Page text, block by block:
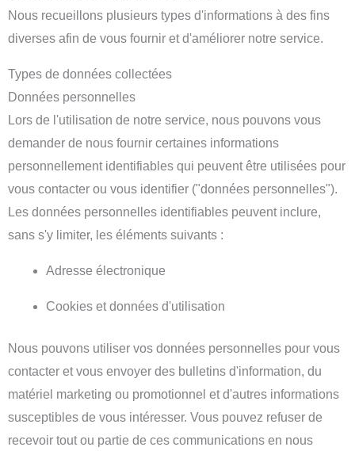
Nous recueillons plusieurs types d'informations à des fins
diverses afin de vous fournir et d'améliorer notre service.
Types de données collectées
Données personnelles
Lors de l'utilisation de notre service, nous pouvons vous
demander de nous fournir certaines informations
personnellement identifiables qui peuvent être utilisées pour
vous contacter ou vous identifier ("données personnelles").
Les données personnelles identifiables peuvent inclure,
sans s'y limiter, les éléments suivants :
Adresse électronique
Cookies et données d'utilisation
Nous pouvons utiliser vos données personnelles pour vous
contacter et vous envoyer des bulletins d'information, du
matériel marketing ou promotionnel et d'autres informations
susceptibles de vous intéresser. Vous pouvez refuser de
recevoir tout ou partie de ces communications en nous